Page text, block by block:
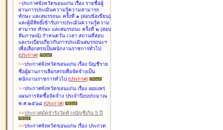
>ประกาศจังหวัดขอนแก่น เรื่อง รายชื่อผู้
ผ่านการประเมินความรู้ความสามารถ
ทักษะ และสมรรถนะ ครั้งที่ ๑ (สอบข้อเขียน)
และผู้มีสิทธิ์เข้ารับการประเมินความรู้ความ
สามารถ ทักษะ และสมรรถนะ ครั้งที่ ๒ (สอบ
สัมภาษณ์) กำหนดวัน เวลา สถานที่สอบ
และระเบียบเกี่ยวกับการประเมินสมรรถนะฯ
เพื่อเลือกสรรเป็นพนักงานราชการทั่วไป
(ประกาศ)
>>ประกาศจังหวัดขอนแก่น เรื่อง บัญชีราย
ชื่อผู้ผ่านการเลือกสรรเพื่อจัดจ้างเป็น
พนักงานราชการทั่วไป (ประกาศ)
>>ประกาศจังหวัดขอนแก่น เรื่อง เผยแพร่
แผนการจัดซื้อจัดจ้าง ประจำปีงบประมาณ
พ.ศ.๒๕๖๘ (ประกาศ)
>>ประกาศมัดจำรังวัดค้างบัญชีเกิน 5 ปี
>>ประกาศจังหวัดขอนแก่น เรื่อง ประกวด